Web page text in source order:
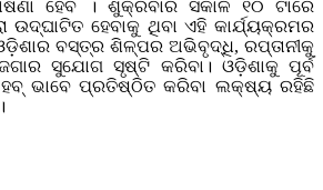
ହେବ । ଶୁକ୍ରବାର ସକାଳ ୧୦ ଟାରେ
ଉଦ୍ଘାଟିତ ହେବାକୁ ଥିବା ଏହି କାର୍ଯ୍ୟକ୍ରମର
ବସ୍ତ୍ର ଶିଳ୍ପର ଅଭିବୃଦ୍ଧି, ରପ୍ତାନୀକୁ
ସୁଯୋଗ ସୃଷ୍ଟି କରିବା। ଓଡ଼ିଶାକୁ ପୂର୍ବ
ଭାବେ ପ୍ରତିଷ୍ଠିତ କରିବା ଲକ୍ଷ୍ୟ ରହିଛି